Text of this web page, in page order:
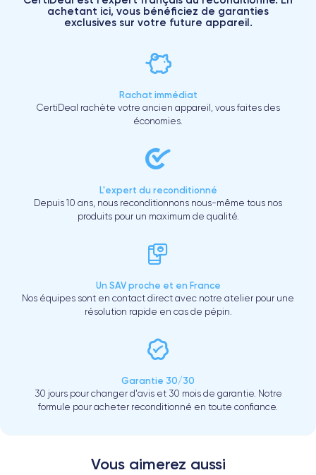
achetant ici, vous bénéficiez de garanties
exclusives sur votre future appareil.
Rachat immédiat
CertiDeal rachète votre ancien appareil, vous faites des
économies.
L'expert du reconditionné
Depuis 10 ans, nous reconditionnons nous-même tous nos
produits pour un maximum de qualité.
Un SAV proche et en France
Nos équipes sont en contact direct avec notre atelier pour une
résolution rapide en cas de pépin.
Garantie 30/30
30 jours pour changer d'avis et 30 mois de garantie. Notre
formule pour acheter reconditionné en toute confiance.
Vous aimerez aussi